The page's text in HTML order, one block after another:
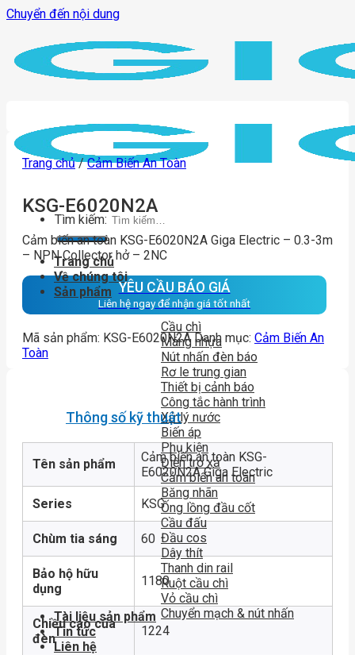
Chuyển đến nội dung
Tìm kiếm:
Trang chủ
Về chúng tôi
Sản phẩm
Cầu chì
Máng nhựa
Nút nhấn đèn báo
Rơ le trung gian
Thiết bị cảnh báo
Công tắc hành trình
Xử lý nước
Biến áp
Phụ kiện
Điện trở xả
Cảm biến an toàn
Băng nhãn
Ống lồng đầu cốt
Cầu đấu
Đầu cos
Dây thít
Thanh din rail
Ruột cầu chì
Vỏ cầu chì
Chuyển mạch & nút nhấn
Tài liệu sản phẩm
Tin tức
Liên hệ
Trang chủ / Cảm Biến An Toàn
KSG-E6020N2A
Cảm biến an toàn KSG-E6020N2A Giga Electric – 0.3-3m
– NPN Collector hở – 2NC
YÊU CẦU BÁO GIÁ
Liên hệ ngay để nhận giá tốt nhất
Mã sản phẩm: KSG-E6020N2A Danh mục: Cảm Biến An
Toàn
Thông số kỹ thuật
Tên sản phẩm
Cảm biến an toàn KSG-
E6020N2A Giga Electric
Series KSG
Chùm tia sáng 60
Bảo hộ hữu
dụng
1180
Chiều cao của
đèn
1224